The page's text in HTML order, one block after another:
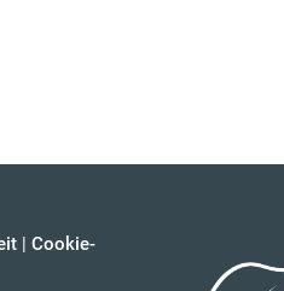
| Cookie-